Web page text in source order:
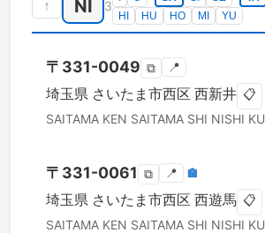
↑ NI 3
HI
HU HO MI YU
〒 331-0049 ⧉ 📍
埼玉県 さいたま市西区 西新井 📋
SAITAMA KEN SAITAMA SHI NISHI KU
〒 331-0061 ⧉ 📍 🏣
埼玉県 さいたま市西区 西遊馬 📋
SAITAMA KEN SAITAMA SHI NISHI KU